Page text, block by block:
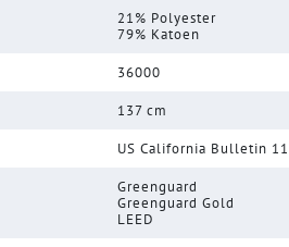
21% Polyester
79% Katoen
36000
137 cm
US California Bulletin
Greenguard
Greenguard Gold
LEED